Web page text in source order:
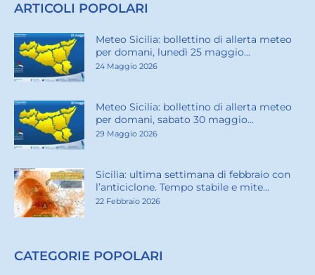
ARTICOLI POPOLARI
Meteo Sicilia: bollettino di allerta meteo
per domani, lunedì 25 maggio...
24 Maggio 2026
Meteo Sicilia: bollettino di allerta meteo
per domani, sabato 30 maggio...
29 Maggio 2026
Sicilia: ultima settimana di febbraio con
l’anticiclone. Tempo stabile e mite...
22 Febbraio 2026
CATEGORIE POPOLARI